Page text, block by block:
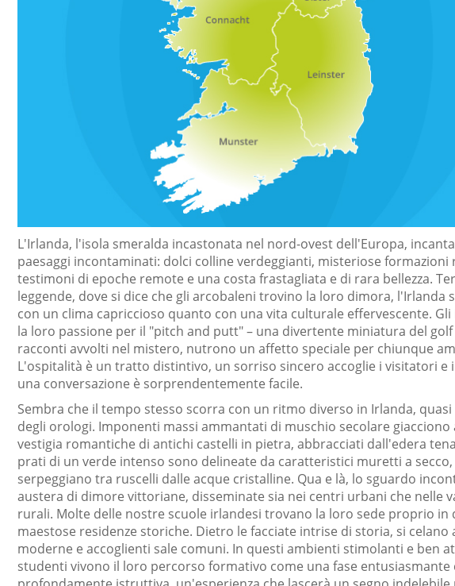
L'Irlanda, l'isola smeralda incastonata nel nord-ovest dell'Europa,
paesaggi incontaminati: dolci colline verdeggianti, misteriose formazioni
testimoni di epoche remote e una costa frastagliata e di rara bellezza.
leggende, dove si dice che gli arcobaleni trovino la loro dimora, l'Irlanda
con un clima capriccioso quanto con una vita culturale effervescente.
la loro passione per il "pitch and putt" – una divertente miniatura del golf
racconti avvolti nel mistero, nutrono un affetto speciale per chiunque
L'ospitalità è un tratto distintivo, un sorriso sincero accoglie i visitatori e
una conversazione è sorprendentemente facile.
Sembra che il tempo stesso scorra con un ritmo diverso in Irlanda,
degli orologi. Imponenti massi ammantati di muschio secolare giacciono
vestigia romantiche di antichi castelli in pietra, abbracciati dall'edera
prati di un verde intenso sono delineate da caratteristici muretti a secco,
serpeggiano tra ruscelli dalle acque cristalline. Qua e là, lo sguardo
austera di dimore vittoriane, disseminate sia nei centri urbani che nelle
rurali. Molte delle nostre scuole irlandesi trovano la loro sede proprio in
maestose residenze storiche. Dietro le facciate intrise di storia, si celano
moderne e accoglienti sale comuni. In questi ambienti stimolanti e ben
studenti vivono il loro percorso formativo come una fase entusiasmante